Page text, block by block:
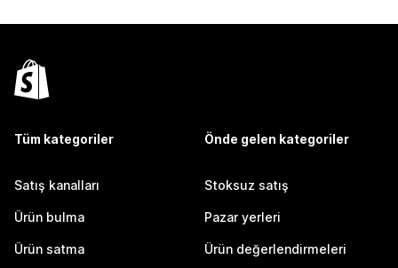
Tüm kategoriler
Satış kanalları
Ürün bulma
Ürün satma
Önde gelen kategoriler
Stoksuz satış
Pazar yerleri
Ürün değerlendirmeleri